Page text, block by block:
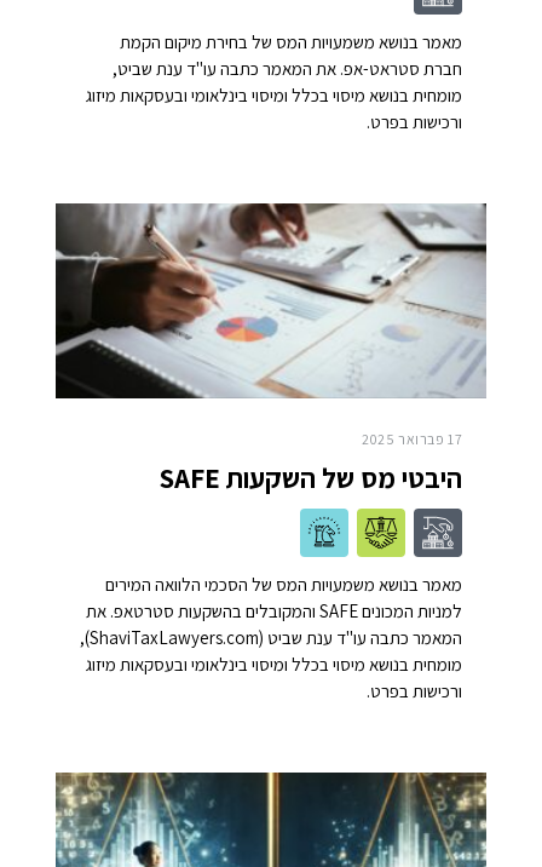
מאמר בנושא משמעויות המס של בחירת מיקום הקמת
חברת סטראט-אפ. את המאמר כתבה עו"ד ענת שביט,
מומחית בנושא מיסוי בכלל ומיסוי בינלאומי ובעסקאות מיזוג
ורכישות בפרט.
17 פברואר 2025
היבטי מס של השקעות SAFE
מאמר בנושא משמעויות המס של הסכמי הלוואה המירים
למניות המכונים SAFE והמקובלים בהשקעות סטרטאפ. את
המאמר כתבה עו"ד ענת שביט (ShaviTaxLawyers.com),
מומחית בנושא מיסוי בכלל ומיסוי בינלאומי ובעסקאות מיזוג
ורכישות בפרט.